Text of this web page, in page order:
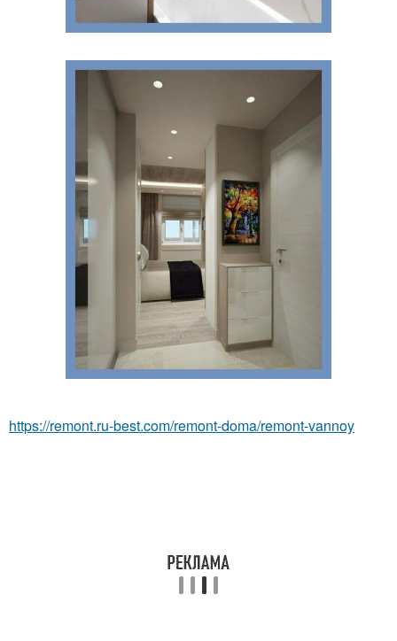
https://remont.ru-best.com/remont-doma/remont-vannoy